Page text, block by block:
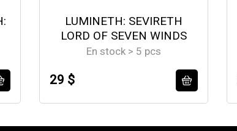
LUMINETH: SEVIRETH
LORD OF SEVEN WINDS
En stock > 5 pcs
29 $